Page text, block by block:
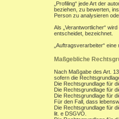
„Profiling“ jede Art der
beziehen, zu bewerten,
Person zu analysieren
Als „Verantwortlicher“
entscheidet, bezeichnet.
„Auftragsverarbeiter“
Maßgebliche
Nach Maßgabe des Art.
sofern die
Die Rechtsgrundlage für
Die Rechtsgrundlage für
Die Rechtsgrundlage für
Für den Fall, dass
Die Rechtsgrundlage für
lit. e DSGVO.